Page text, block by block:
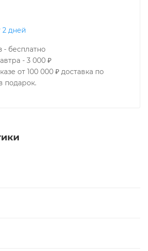
2 дней
бесплатно
- 3 000 ₽
от 100 000 ₽ доставка по
подарок.